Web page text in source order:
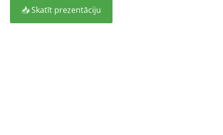
📥 Skatīt prezentāciju